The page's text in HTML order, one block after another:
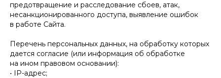
предотвращение и расследование сбоев, атак,
несанкционированного доступа, выявление ошибок
в работе Сайта.
Перечень персональных данных, на обработку которых
дается согласие (или информация об обработке
на ином правовом основании):
• IP-адрес;